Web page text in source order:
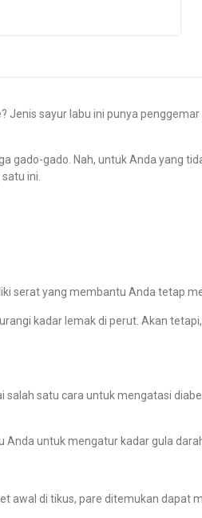
Jenis sayur labu ini punya
gado-gado. Nah, untuk Anda yang
ini.
serat yang membantu Anda tetap
kadar lemak di perut. Akan
satu cara untuk mengatasi
untuk mengatur kadar gula
awal di tikus, pare ditemukan dapat